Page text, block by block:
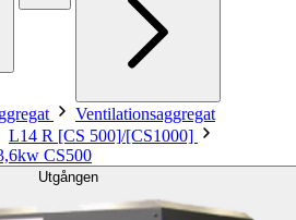
Ventilationsaggregat
L14 R [CS 500]/[CS1000]
CS500
Utgången